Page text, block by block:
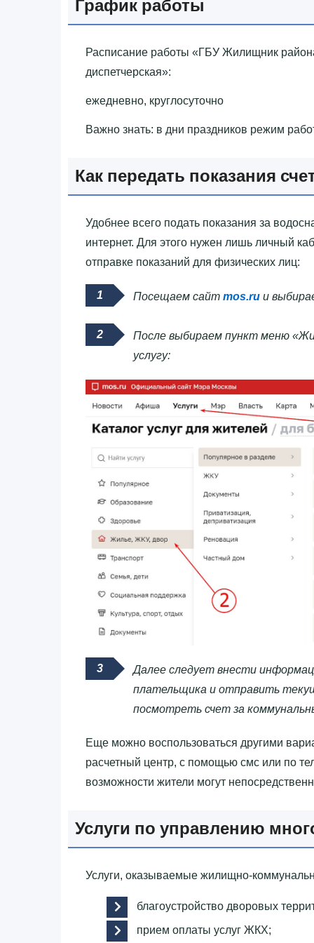
График работы
Расписание работы «‎ГБУ Жилищник
диспетчерская»‎:
ежедневно, круглосуточно
Важно знать: в дни праздников режим
Как передать показания
Удобнее всего подать показания за
интернет. Для этого нужен лишь личный
отправке показаний для физических лиц:
Посещаем сайт mos.ru и
После выбираем пункт меню
услугу:
Далее следует внести
плательщика и отправить
посмотреть счет за
Еще можно воспользоваться другими
расчетный центр, с помощью смс или по
возможности жители могут
Услуги по управлению
Услуги, оказываемые жилищно-
благоустройство дворовых
прием оплаты услуг ЖКХ;